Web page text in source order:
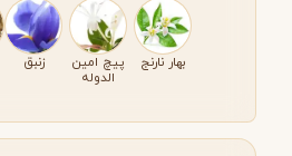
بهار نارنج
پیچ امین
الدوله
زنبق